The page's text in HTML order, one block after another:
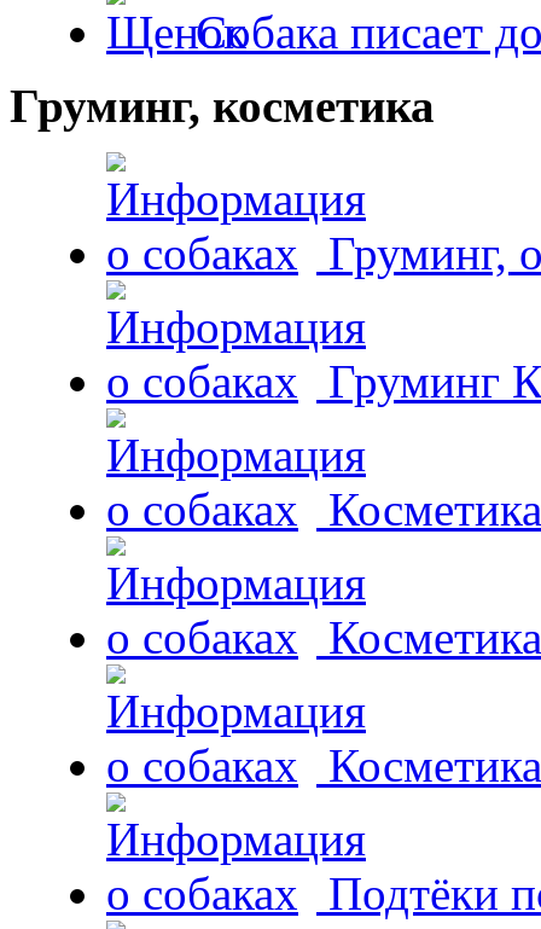
Собака писает
Груминг, косметика
Груминг,
Груминг
Подтёки